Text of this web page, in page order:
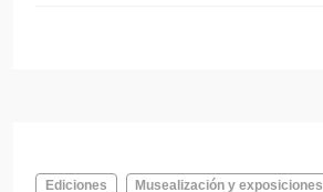
Ediciones Musealización y exposiciones